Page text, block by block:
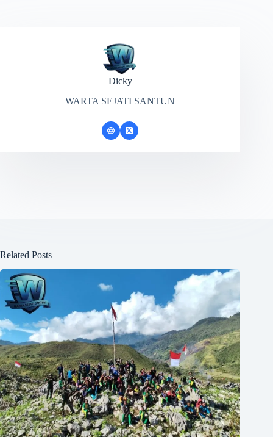
Dicky
WARTA SEJATI SANTUN
Related Posts